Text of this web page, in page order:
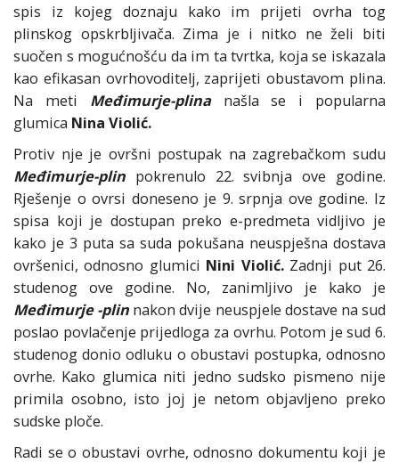
spis iz kojeg doznaju kako im prijeti ovrha tog
plinskog opskrbljivača. Zima je i nitko ne želi biti
suočen s mogućnošću da im ta tvrtka, koja se iskazala
kao efikasan ovrhovoditelj, zaprijeti obustavom plina.
Na meti Međimurje-plinanašla se i popularna
glumica Nina Violić.
Protiv nje je ovršni postupak na zagrebačkom sudu
Međimurje-plin pokrenulo 22. svibnja ove godine.
Rješenje o ovrsi doneseno je 9. srpnja ove godine. Iz
spisa koji je dostupan preko e-predmeta vidljivo je
kako je 3 puta sa suda pokušana neuspješna dostava
ovršenici, odnosno glumici Nini Violić.Zadnji put 26.
studenog ove godine. No, zanimljivo je kako je
Međimurje -plin nakon dvije neuspjele dostave na sud
poslao povlačenje prijedloga za ovrhu. Potom je sud 6.
studenog donio odluku o obustavi postupka, odnosno
ovrhe. Kako glumica niti jedno sudsko pismeno nije
primila osobno, isto joj je netom objavljeno preko
sudske ploče.
Radi se o obustavi ovrhe, odnosno dokumentu koji je